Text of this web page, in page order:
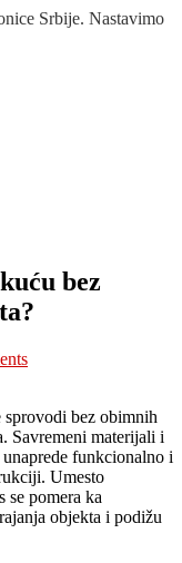
Srbije. Nastavimo
bez
sprovodi bez obimnih
Savremeni materijali i
funkcionalno i
Umesto
se pomera ka
objekta i podižu